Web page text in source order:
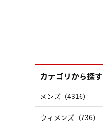
カテゴリから探す
メンズ（4316）
ウィメンズ（736）